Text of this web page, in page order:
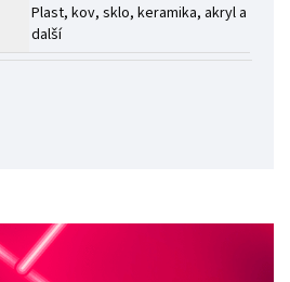
Plast, kov, sklo, keramika, akryl a
další